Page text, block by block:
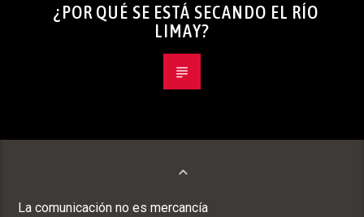
¿POR QUÉ SE ESTÁ SECANDO EL RÍO
LIMAY?
La comunicación no es mercancía